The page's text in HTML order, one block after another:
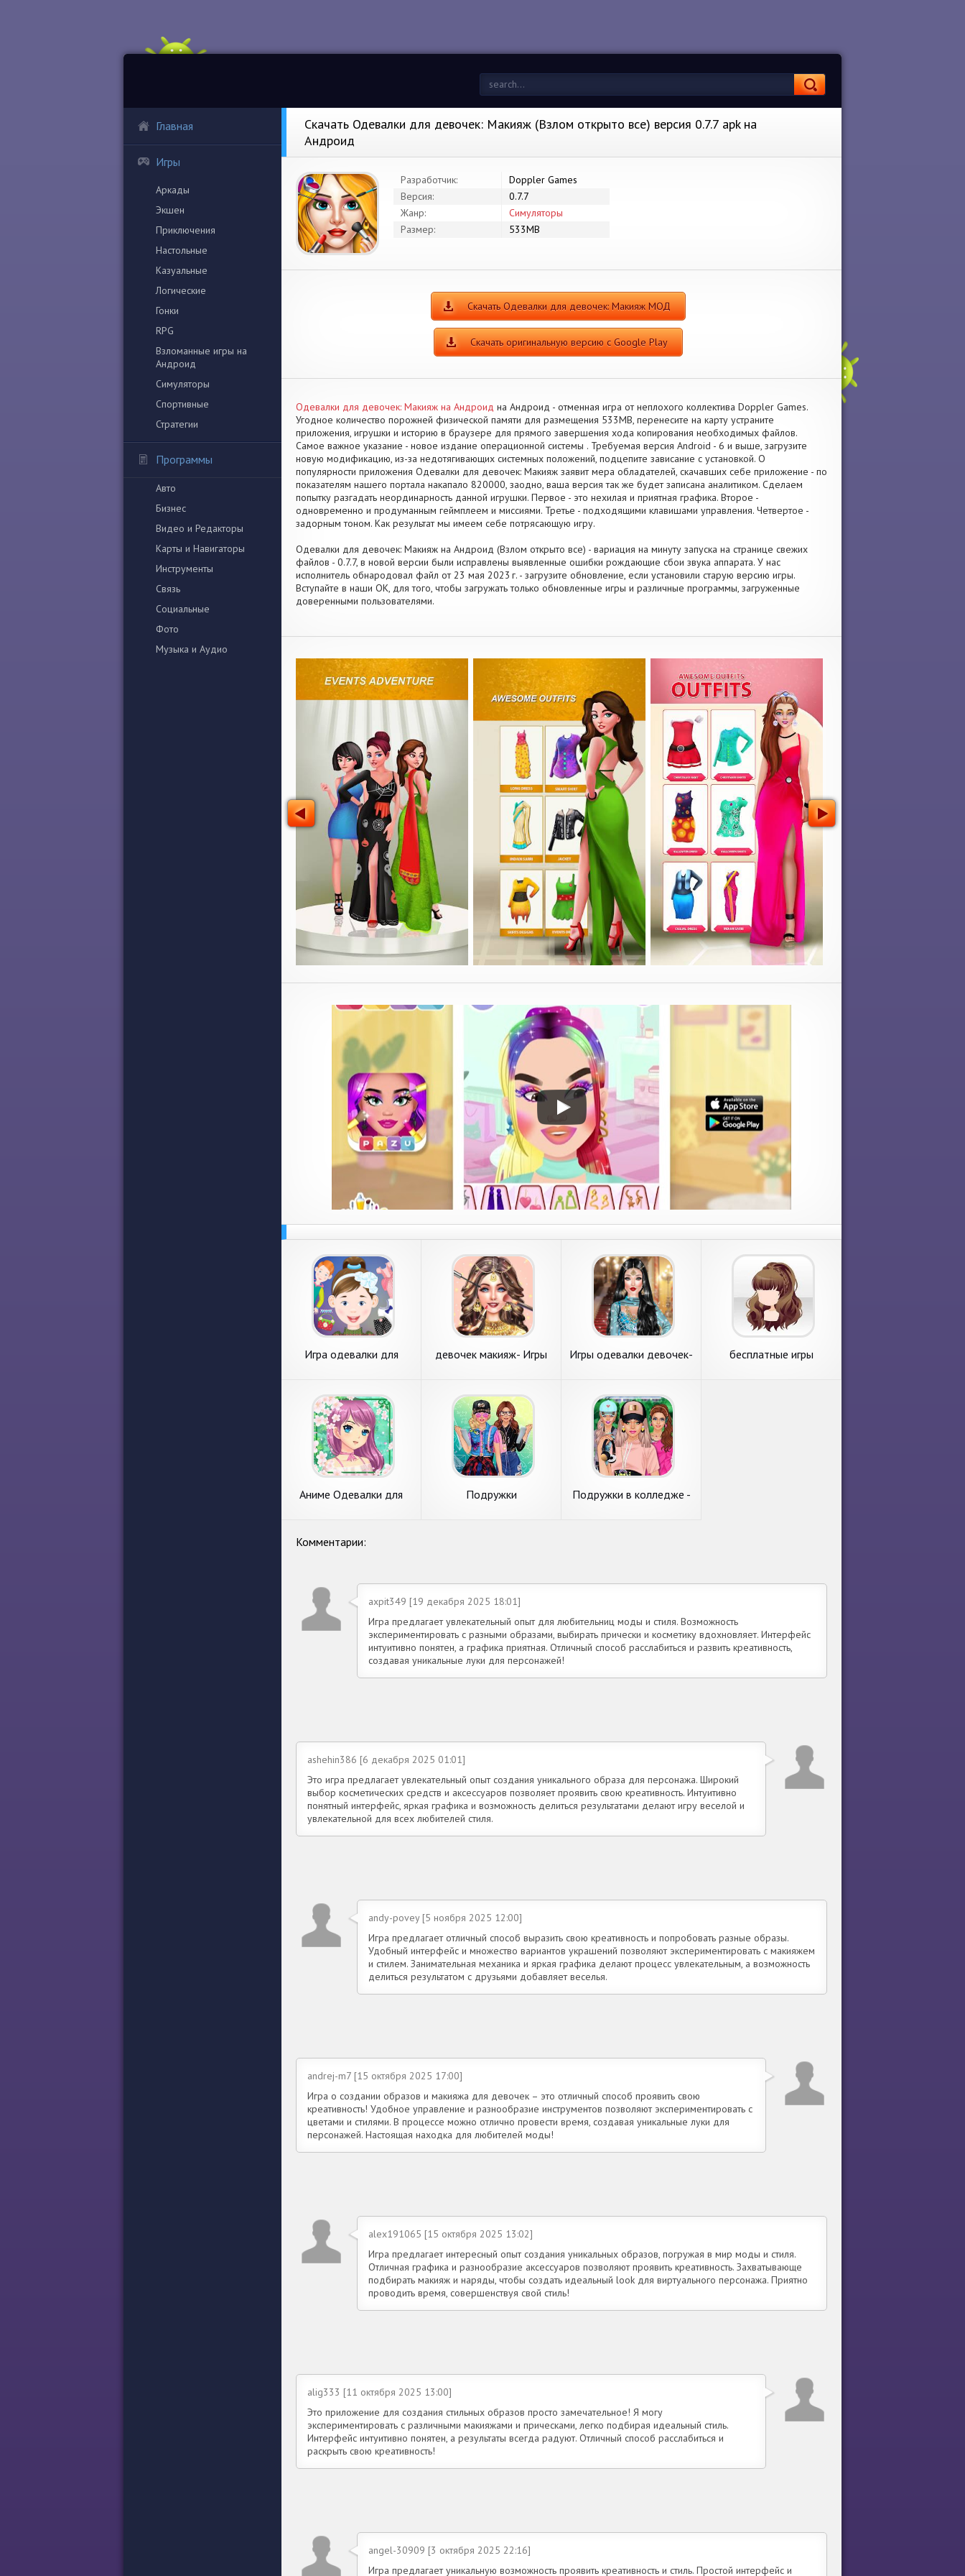
Главная
Игры
Аркады
Экшен
Приключения
Настольные
Казуальные
Логические
Гонки
RPG
Взломанные игры на
Андроид
Симуляторы
Спортивные
Стратегии
Программы
Авто
Бизнес
Видео и Редакторы
Карты и Навигаторы
Инструменты
Связь
Социальные
Фото
Музыка и Аудио
Скачать Одевалки для девочек: Макияж (Взлом открыто все) версия 0.7.7 apk на
Андроид
Разработчик:
Doppler Games
Версия:
0.7.7
Жанр:
Симуляторы
Размер:
533MB
Скачать Одевалки для девочек: Макияж МОД
Скачать оригинальную версию с Google Play
Одевалки для девочек: Макияж на Андроид на Андроид - отменная игра от неплохого коллектива Doppler Games.
Угодное количество порожней физической памяти для размещения 533MB, перенесите на карту устраните
приложения, игрушки и историю в браузере для прямого завершения хода копирования необходимых файлов.
Самое важное указание - новое издание операционной системы . Требуемая версия Android - 6 и выше, загрузите
новую модификацию, из-за недотягивающих системных положений, подцепите зависание с установкой. О
популярности приложения Одевалки для девочек: Макияж заявит мера обладателей, скачавших себе приложение - по
показателям нашего портала накапало 820000, заодно, ваша версия так же будет записана аналитиком. Сделаем
попытку разгадать неординарность данной игрушки. Первое - это нехилая и приятная графика. Второе -
одновременно и продуманным геймплеем и миссиями. Третье - подходящими клавишами управления. Четвертое -
задорным тоном. Как результат мы имеем себе потрясающую игру.
Одевалки для девочек: Макияж на Андроид (Взлом открыто все) - вариация на минуту запуска на странице свежих
файлов - 0.7.7, в новой версии были исправлены выявленные ошибки рождающие сбои звука аппарата. У нас
исполнитель обнародовал файл от 23 мая 2023 г. - загрузите обновление, если установили старую версию игры.
Вступайте в наши OK, для того, чтобы загружать только обновленные игры и различные программы, загруженные
доверенными пользователями.
Игра одевалки для
девочек макияж- Игры
Игры одевалки девочек-
бесплатные игры
Аниме Одевалки для
Подружки
Подружки в колледже -
Комментарии:
axpit349 [19 декабря 2025 18:01]
Игра предлагает увлекательный опыт для любительниц моды и стиля. Возможность
экспериментировать с разными образами, выбирать прически и косметику вдохновляет. Интерфейс
интуитивно понятен, а графика приятная. Отличный способ расслабиться и развить креативность,
создавая уникальные луки для персонажей!
ashehin386 [6 декабря 2025 01:01]
Это игра предлагает увлекательный опыт создания уникального образа для персонажа. Широкий
выбор косметических средств и аксессуаров позволяет проявить свою креативность. Интуитивно
понятный интерфейс, яркая графика и возможность делиться результатами делают игру веселой и
увлекательной для всех любителей стиля.
andy-povey [5 ноября 2025 12:00]
Игра предлагает отличный способ выразить свою креативность и попробовать разные образы.
Удобный интерфейс и множество вариантов украшений позволяют экспериментировать с макияжем
и стилем. Занимательная механика и яркая графика делают процесс увлекательным, а возможность
делиться результатом с друзьями добавляет веселья.
andrej-m7 [15 октября 2025 17:00]
Игра о создании образов и макияжа для девочек – это отличный способ проявить свою
креативность! Удобное управление и разнообразие инструментов позволяют экспериментировать с
цветами и стилями. В процессе можно отлично провести время, создавая уникальные луки для
персонажей. Настоящая находка для любителей моды!
alex191065 [15 октября 2025 13:02]
Игра предлагает интересный опыт создания уникальных образов, погружая в мир моды и стиля.
Отличная графика и разнообразие аксессуаров позволяют проявить креативность. Захватывающе
подбирать макияж и наряды, чтобы создать идеальный look для виртуального персонажа. Приятно
проводить время, совершенствуя свой стиль!
alig333 [11 октября 2025 13:00]
Это приложение для создания стильных образов просто замечательное! Я могу
экспериментировать с различными макияжами и прическами, легко подбирая идеальный стиль.
Интерфейс интуитивно понятен, а результаты всегда радуют. Отличный способ расслабиться и
раскрыть свою креативность!
angel-30909 [3 октября 2025 22:16]
Игра предлагает уникальную возможность проявить креативность и стиль. Простой интерфейс и